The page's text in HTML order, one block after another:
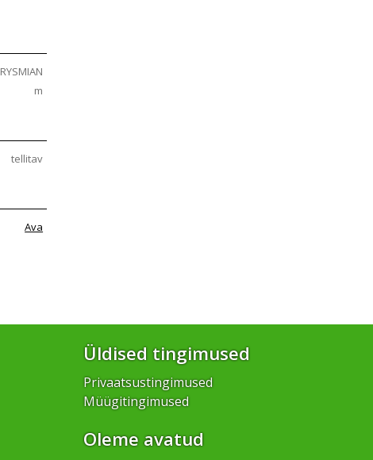
m
tellitav
Ava
Üldised tingimused
Privaatsustingimused
Müügitingimused
Oleme avatud